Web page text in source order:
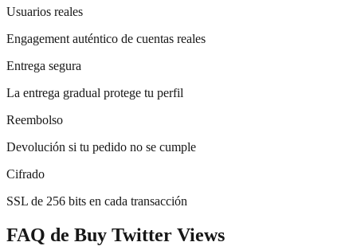
Usuarios reales
Engagement auténtico de cuentas reales
Entrega segura
La entrega gradual protege tu perfil
Reembolso
Devolución si tu pedido no se cumple
Cifrado
SSL de 256 bits en cada transacción
FAQ de Buy Twitter Views